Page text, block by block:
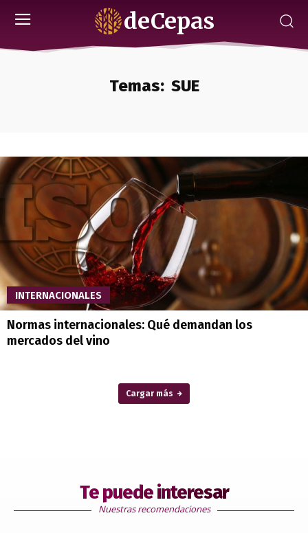
deCepas
Temas: SUE
INTERNACIONALES
Normas internacionales: Qué demandan los
mercados del vino
Cargar más
Te puede interesar
Nuestras recomendaciones